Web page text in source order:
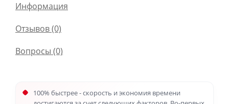
Информация
Отзывов (0)
Вопросы (0)
100% быстрее - скорость и экономия времени